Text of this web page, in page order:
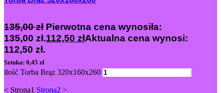
135,00zł Pierwotna cena wynosiła:
135,00 zł.112,50 złAktualna cena wynosi:
112,50 zł.
Sztuka: 0,45 zł
ilość Torba Brąz 320x160x260
< Strona1 Strona2 >